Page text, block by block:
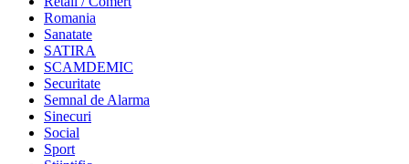
Romania
Sanatate
SATIRA
SCAMDEMIC
Securitate
Semnal de Alarma
Sinecuri
Social
Sport